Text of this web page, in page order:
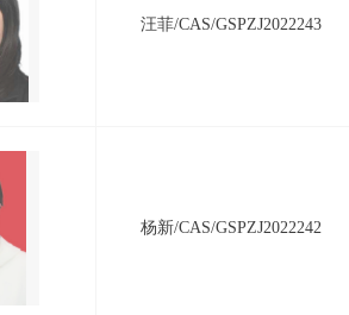
汪菲/CAS/GSPZJ2022243
杨新/CAS/GSPZJ2022242